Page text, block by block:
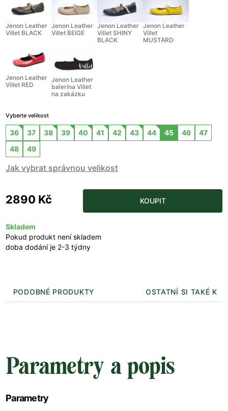
Jenon Leather
Villet BLACK
Jenon Leather
Villet BEIGE
Jenon Leather
Villet SHINY
BLACK
Jenon Leather
Villet
MUSTARD
Jenon Leather
Villet RED
Jenon Leather
balerína Villet
na zakázku
Vyberte velikost
36 37 38 39 40 41 42 43 44 45 46
47
48
49
Jak vybrat správnou velikost
2890 Kč KOUPIT
Skladem
Pokud produkt není skladem
doba dodání je 2-3 týdny
PODOBNÉ PRODUKTY OSTATNÍ SI TAKÉ
Parametry a popis
Parametry